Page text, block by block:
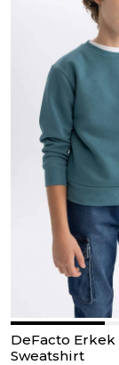
DeFacto Erkek
Sweatshirt